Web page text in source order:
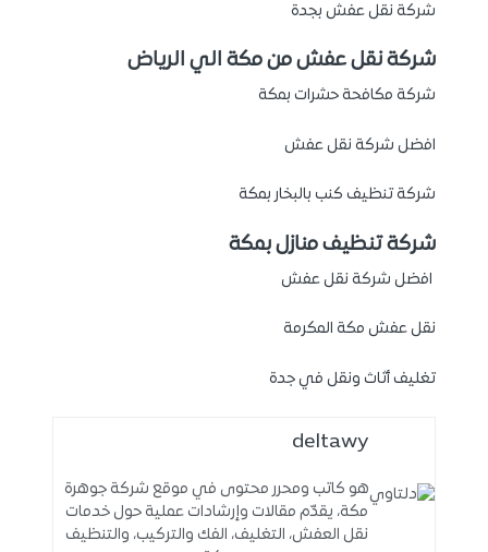
شركة نقل عفش بجدة
شركة نقل عفش من مكة الي الرياض
شركة مكافحة حشرات بمكة
افضل شركة نقل عفش
شركة تنظيف كنب بالبخار بمكة
شركة تنظيف منازل بمكة
افضل شركة نقل عفش
نقل عفش مكة المكرمة
تغليف أثاث ونقل في جدة
deltawy
هو كاتب ومحرر محتوى في موقع شركة جوهرة
مكة، يقدّم مقالات وإرشادات عملية حول خدمات
نقل العفش، التغليف، الفك والتركيب، والتنظيف